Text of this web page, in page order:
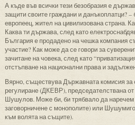
А къде във всички тези безобразия е
защити своите граждани и данъкоплатци? –
европеец, жител на цивилизована страна.
Каква ти държава, след като
България е продадено на чешка компания
участие? Как може да се говори за
зачитане на човека, след като
отстъпване на национални права и
Вярно, съществува Държавната комисия за
регулиране (ДКЕВР), председателствана
Шушулов. Може би, би трябвало да
заговорничене с монополите) или
към волята на същите).